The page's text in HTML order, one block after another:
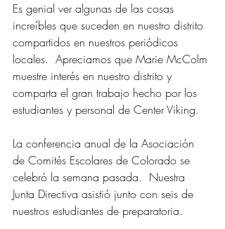
Es genial ver algunas de las cosas
increíbles que suceden en nuestro distrito
compartidos en nuestros periódicos
locales.  Apreciamos que Marie McColm
muestre interés en nuestro distrito y
comparta el gran trabajo hecho por los
estudiantes y personal de Center Viking.
La conferencia anual de la Asociación
de Comités Escolares de Colorado se
celebró la semana pasada.  Nuestra
Junta Directiva asistió junto con seis de
nuestros estudiantes de preparatoria.